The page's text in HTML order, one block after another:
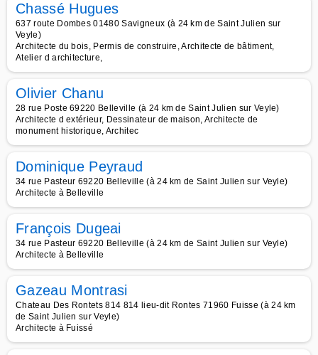
Chassé Hugues
637 route Dombes 01480 Savigneux (à 24 km de Saint Julien sur
Veyle)
Architecte du bois, Permis de construire, Architecte de bâtiment,
Atelier d architecture,
Olivier Chanu
28 rue Poste 69220 Belleville (à 24 km de Saint Julien sur Veyle)
Architecte d extérieur, Dessinateur de maison, Architecte de
monument historique, Architec
Dominique Peyraud
34 rue Pasteur 69220 Belleville (à 24 km de Saint Julien sur Veyle)
Architecte à Belleville
François Dugeai
34 rue Pasteur 69220 Belleville (à 24 km de Saint Julien sur Veyle)
Architecte à Belleville
Gazeau Montrasi
Chateau Des Rontets 814 814 lieu-dit Rontes 71960 Fuisse (à 24 km
de Saint Julien sur Veyle)
Architecte à Fuissé